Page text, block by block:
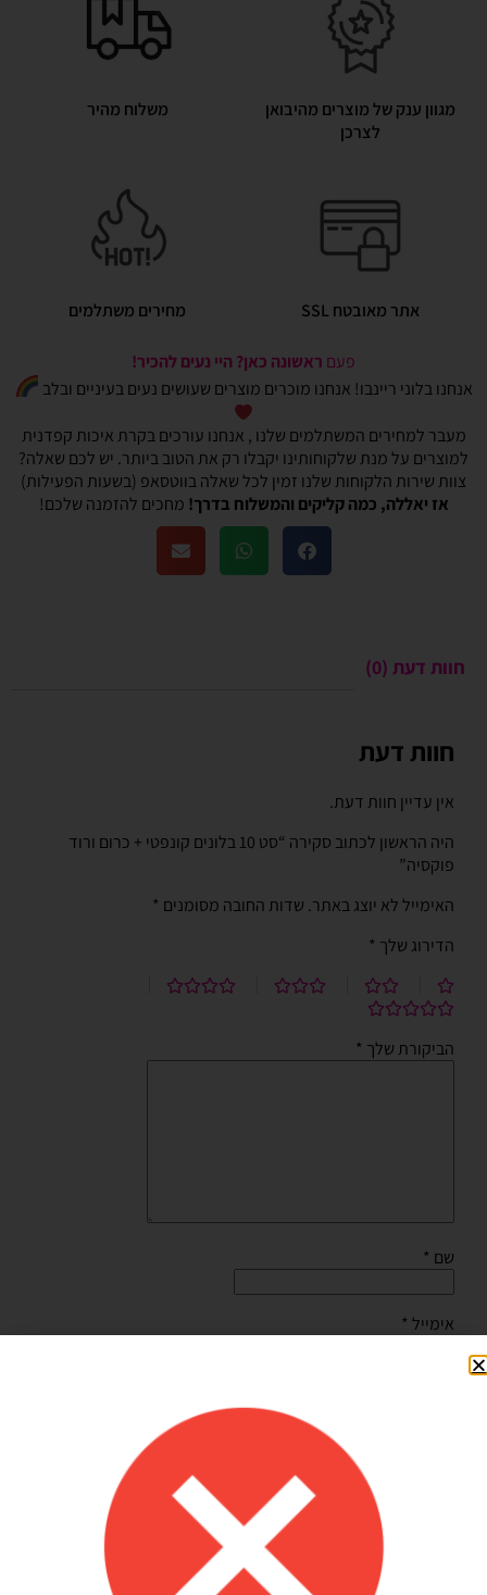
מגוון ענק של מוצרים מהיבואן
לצרכן
משלוח מהיר
אתר מאובטח SSL מחירים משתלמים
פעם ראשונה כאן? היי נעים להכיר!
אנחנו בלוני ריינבו! אנחנו מוכרים מוצרים שעושים נעים בעיניים ובלב
מעבר למחירים המשתלמים שלנו , אנחנו עורכים בקרת איכות קפדנית
למוצרים על מנת שלקוחותינו יקבלו רק את הטוב ביותר. יש לכם שאלה?
צוות שירות הלקוחות שלנו זמין לכל שאלה בווטסאפ (בשעות הפעילות)
אז יאללה, כמה קליקים והמשלוח בדרך! מחכים להזמנה שלכם!
חוות דעת (0)
חוות דעת
אין עדיין חוות דעת.
היה הראשון לכתוב סקירה “סט 10 בלונים קונפטי + כרום ורוד
פוקסיה”
האימייל לא יוצג באתר. שדות החובה מסומנים *
הדירוג שלך *
הביקורת שלך *
שם *
אימייל *
שמור בדפדפן זה את השם, האימייל והאתר שלי לפעם הבאה
Shilav Sayag